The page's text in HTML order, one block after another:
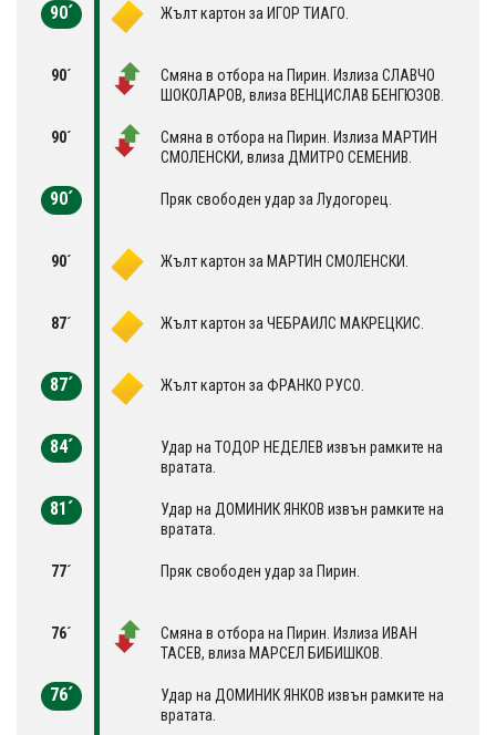
90´ Жълт картон за ИГОР ТИАГО.
90´
Смяна в отбора на Пирин. Излиза СЛАВЧО
ШОКОЛАРОВ, влиза ВЕНЦИСЛАВ БЕНГЮЗОВ.
90´
Смяна в отбора на Пирин. Излиза МАРТИН
СМОЛЕНСКИ, влиза ДМИТРО СЕМЕНИВ.
90´ Пряк свободен удар за Лудогорец.
90´ Жълт картон за МАРТИН СМОЛЕНСКИ.
87´ Жълт картон за ЧЕБРАИЛС МАКРЕЦКИС.
87´ Жълт картон за ФРАНКО РУСО.
84´
Удар на ТОДОР НЕДЕЛЕВ извън рамките на
вратата.
81´
Удар на ДОМИНИК ЯНКОВ извън рамките на
вратата.
77´ Пряк свободен удар за Пирин.
76´
Смяна в отбора на Пирин. Излиза ИВАН
ТАСЕВ, влиза МАРСЕЛ БИБИШКОВ.
76´
Удар на ДОМИНИК ЯНКОВ извън рамките на
вратата.